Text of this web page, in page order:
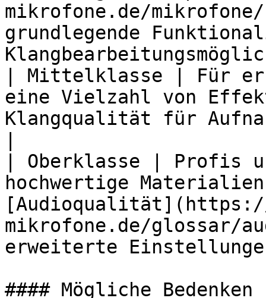
mikrofone.de/
grundlegende
| Mittelklasse | Für
eine Vielzahl von
Klangqualität für
| Oberklasse | Profis
hochwertige
[Audioqualität](https://
mikrofone.de/glossar/
erweiterte
#### Mögliche